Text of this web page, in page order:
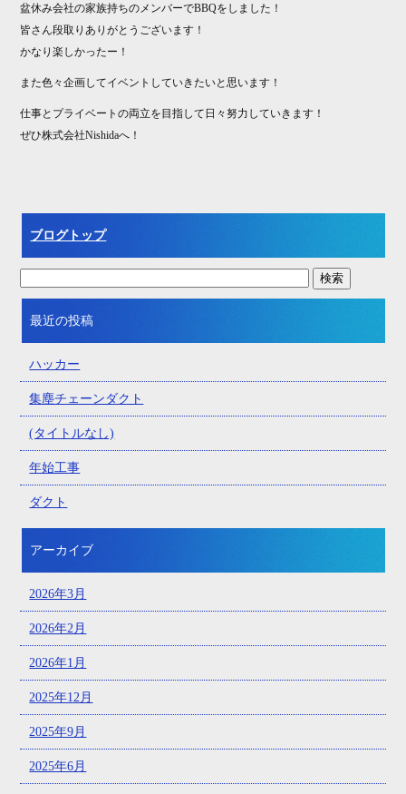
盆休み会社の家族持ちのメンバーでBBQをしました！
皆さん段取りありがとうございます！
かなり楽しかったー！
また色々企画してイベントしていきたいと思います！
仕事とプライベートの両立を目指して日々努力していきます！
ぜひ株式会社Nishidaへ！
ブログトップ
最近の投稿
ハッカー
集塵チェーンダクト
(タイトルなし)
年始工事
ダクト
アーカイブ
2026年3月
2026年2月
2026年1月
2025年12月
2025年9月
2025年6月